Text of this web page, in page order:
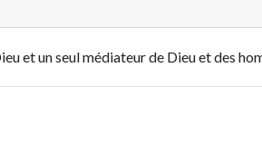
et un seul médiateur de Dieu et des